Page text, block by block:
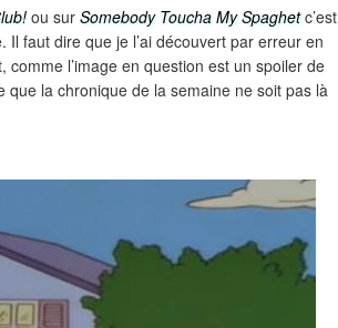
ou sur Somebody Toucha My Spaghetc’est
faut dire que je l’ai découvert par erreur en
comme l’image en question est un spoiler de
la chronique de la semaine ne soit pas là